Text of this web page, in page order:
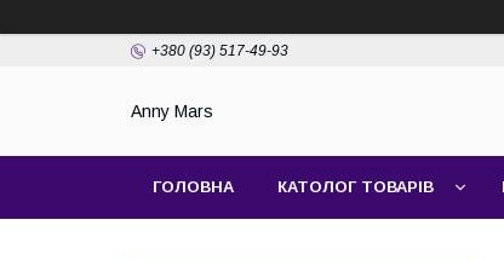
+380 (93) 517-49-93
Anny Mars
ГОЛОВНА КАТОЛОГ ТОВАРІВ